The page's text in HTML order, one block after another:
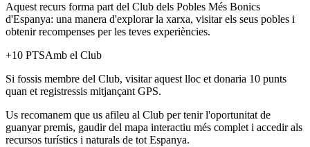
Aquest recurs forma part del Club dels Pobles Més Bonics
d'Espanya: una manera d'explorar la xarxa, visitar els seus pobles i
obtenir recompenses per les teves experiències.
+10 PTSAmb el Club
Si fossis membre del Club, visitar aquest lloc et donaria 10 punts
quan et registressis mitjançant GPS.
Us recomanem que us afileu al Club per tenir l'oportunitat de
guanyar premis, gaudir del mapa interactiu més complet i accedir als
recursos turístics i naturals de tot Espanya.